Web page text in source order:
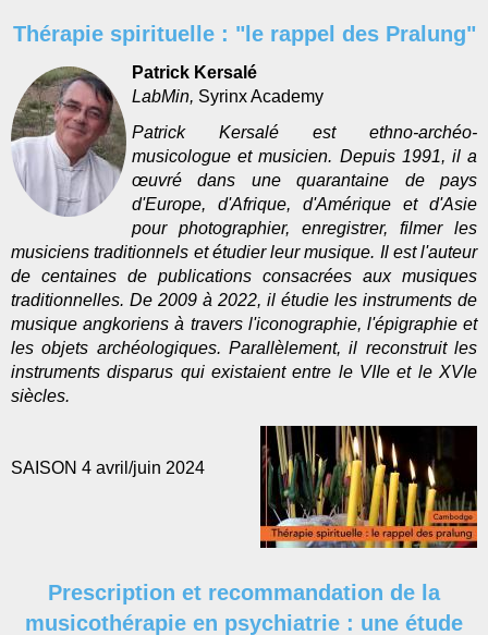
Thérapie spirituelle : "le rappel des Pralung"
Patrick Kersalé
LabMin, Syrinx Academy
Patrick Kersalé est ethno-archéo-
musicologue et musicien. Depuis 1991, il a
œuvré dans une quarantaine de pays
d'Europe, d'Afrique, d'Amérique et d'Asie
pour photographier, enregistrer, filmer les
musiciens traditionnels et étudier leur musique. Il est l'auteur
de centaines de publications consacrées aux musiques
traditionnelles. De 2009 à 2022, il étudie les instruments de
musique angkoriens à travers l'iconographie, l'épigraphie et
les objets archéologiques. Parallèlement, il reconstruit les
instruments disparus qui existaient entre le VIIe et le XVIe
siècles.
SAISON 4 avril/juin 2024
Prescription et recommandation de la
musicothérapie en psychiatrie : une étude